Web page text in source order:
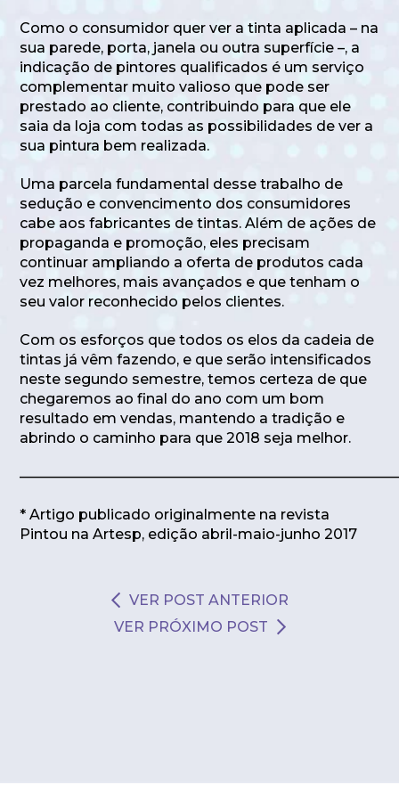
Como o consumidor quer ver a tinta aplicada – na
sua parede, porta, janela ou outra superfície –, a
indicação de pintores qualificados é um serviço
complementar muito valioso que pode ser
prestado ao cliente, contribuindo para que ele
saia da loja com todas as possibilidades de ver a
sua pintura bem realizada.
Uma parcela fundamental desse trabalho de
sedução e convencimento dos consumidores
cabe aos fabricantes de tintas. Além de ações de
propaganda e promoção, eles precisam
continuar ampliando a oferta de produtos cada
vez melhores, mais avançados e que tenham o
seu valor reconhecido pelos clientes.
Com os esforços que todos os elos da cadeia de
tintas já vêm fazendo, e que serão intensificados
neste segundo semestre, temos certeza de que
chegaremos ao final do ano com um bom
resultado em vendas, mantendo a tradição e
abrindo o caminho para que 2018 seja melhor.
* Artigo publicado originalmente na revista
Pintou na Artesp, edição abril-maio-junho 2017
VER POST ANTERIOR
VER PRÓXIMO POST